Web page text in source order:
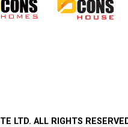
LTD. ALL RIGHTS